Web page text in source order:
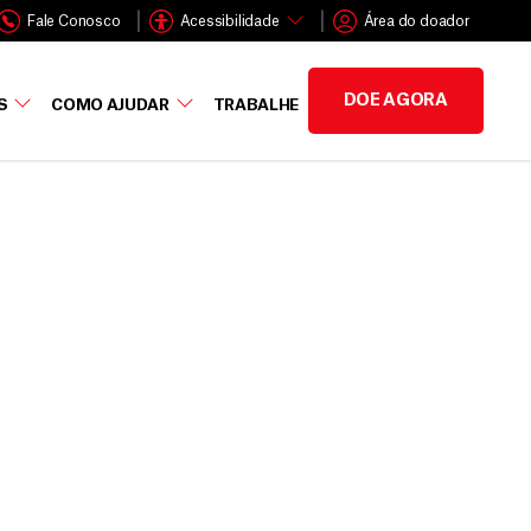
Fale Conosco Acessibilidade Área do doador
COMO AJUDAR TRABALHE DOE AGORA